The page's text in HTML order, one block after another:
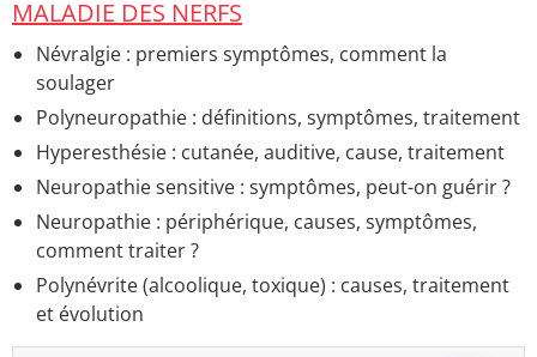
de vie, c'est quoi ?> Accueil - Maladie du cerveau et de
la moelle épinière
Maladie à corps de Lewy : symptômes, quelle
espérance de vie ? > Accueil - Maladie du cerveau et
de la moelle épinière
Fibrose hépatique : traitement, stade, réversible ou
pas ?> Accueil - Maladies du foie
Emphysème pulmonaire : symptômes, quelle
espérance de vie ?> Accueil - Pneumologie
Cancer des os : symptômes, douleur, quelle
espérance de vie ?> Accueil - Cancer
MALADIE DES NERFS
Névralgie : premiers symptômes, comment la
soulager
Polyneuropathie : définitions, symptômes, traitement
Hyperesthésie : cutanée, auditive, cause, traitement
Neuropathie sensitive : symptômes, peut-on guérir ?
Neuropathie : périphérique, causes, symptômes,
comment traiter ?
Polynévrite (alcoolique, toxique) : causes, traitement
et évolution